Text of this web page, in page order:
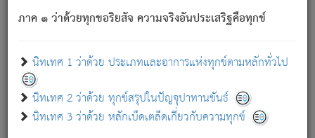
ภาค ๑ ว่าด้วยทุกขอริยสัจ ความจริงอันประเสริฐคือทุกข์
นิทเทศ 1 ว่าด้วย ประเภทและอาการแห่งทุกข์ตามหลักทั่วไป
นิทเทศ 2 ว่าด้วย ทุกข์สรุปในปัญจุปาทานขันธ์
นิทเทศ 3 ว่าด้วย หลักเบ็ดเตล็ดเกี่ยวกับความทุกข์
ภพ ว่ามีได้เพราะวิภพ[2]: เรากล่าวว่า สมณะหรือพราหมณ์ทั้ง
ปวงนั้น ก็ยังสลัดภพออกไปไม่ได้.
ก็ทุกข์นี้มีขึ้น เพราะอาศัยซึ่งอุปธิทั้งปวง.
เพราะความสิ้นไปแห่งอุปาทานทั้งปวง ความเกิดขึ้นแห่ง
ทุกข์จึงไม่มี.
ท่านจงดูโลกนี้เถิด (จะเห็นว่า) สัตว์ทั้งหลายอันอวิชาหนา
แน่นบังหนาแล้ว; และว่า สัตว์ผู้ยินดีในภพอันเป็นแล้วนั้น ย่อม